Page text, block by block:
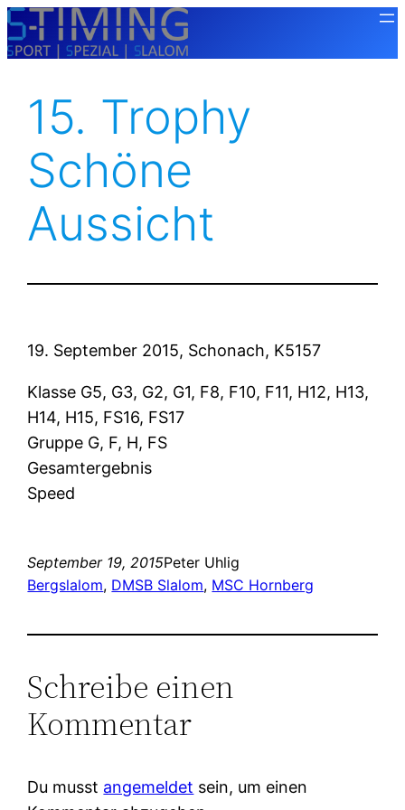
Zum
Inhalt
15. Trophy
Schöne
Aussicht
19. September 2015, Schonach, K5157
Klasse G5, G3, G2, G1, F8, F10, F11, H12, H13,
H14, H15, FS16, FS17
Gruppe G, F, H, FS
Gesamtergebnis
Speed
September 19, 2015Peter Uhlig
Bergslalom, DMSB Slalom, MSC Hornberg
Schreibe einen
Kommentar
Du musst angemeldet sein, um einen